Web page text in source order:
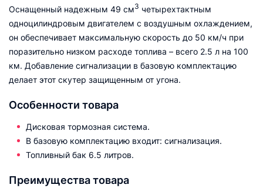
Оснащенный надежным 49 см3 четырехтактным
одноцилиндровым двигателем с воздушным охлаждением,
он обеспечивает максимальную скорость до 50 км/ч при
поразительно низком расходе топлива – всего 2.5 л на 100
км. Добавление сигнализации в базовую комплектацию
делает этот скутер защищенным от угона.
Особенности товара
Дисковая тормозная система.
В базовую комплектацию входит: сигнализация.
Топливный бак 6.5 литров.
Преимущества товара